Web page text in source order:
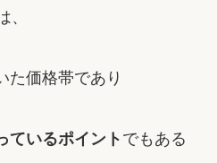
、
た価格帯であり
ているポイント でもある